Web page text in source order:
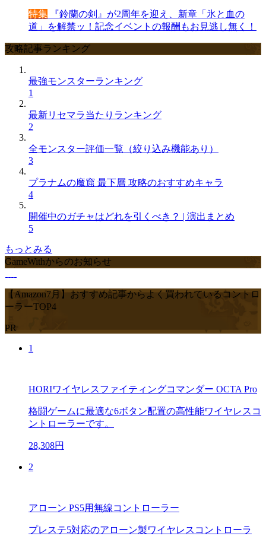
特集 『鈴蘭の剣』が2周年を迎え、新章「氷と血の
道」を解禁ッ！記念イベントの報酬もお見逃し無く！
攻略記事ランキング
最強モンスターランキング
1
最新リセマラ当たりランキング
2
全モンスター評価一覧（絞り込み機能あり）
3
プラナムの魔窟 最下層 攻略のおすすめキャラ
4
開催中のガチャはどれを引くべき？ | 演出まとめ
5
もっとみる
GameWithからのお知らせ
【Amazon7月】おすすめ記事からよく買われているコントロ
ーラーTOP4
PR
1
HORIワイヤレスファイティングコマンダー OCTA Pro
格闘ゲームに最適な6ボタン配置の高性能ワイヤレスコ
ントローラーです。
28,308円
2
アローン PS5用無線コントローラー
プレステ5対応のアローン製ワイヤレスコントローラ